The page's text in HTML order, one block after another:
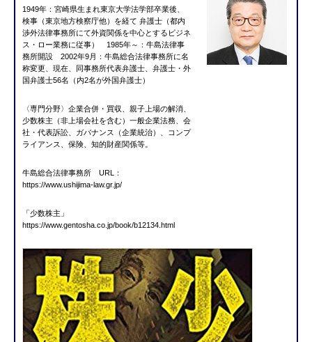
1949年：宮崎県生まれ東京大学法学部卒業後、
検事（東京地方検察庁他）を経て 弁護士（都内
渉外法律事務所にて外資関係を中心とするビジネ
ス・ロー業務に従事） 1985年～：牛島法律事
務所開設 2002年9月：牛島総合法律事務所に名
称変更、現在、同事務所代表弁護士、弁護士・外
国弁護士56名（内2名が外国弁護士）
〈専門分野〉企業合併・買収、親子上場の解消、
少数株主（非上場会社を含む）一般企業法務、会
社・代表訴訟、ガバナンス（企業統治）、コンプ
ライアンス、保険、知的財産関係等。
牛島総合法律事務所 URL：
https://www.ushijima-law.gr.jp/
「少数株主」
https://www.gentosha.co.jp/book/b12134.html